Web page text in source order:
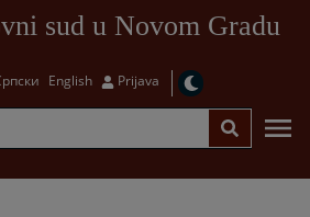
sud u Novom Gradu
English Prijava